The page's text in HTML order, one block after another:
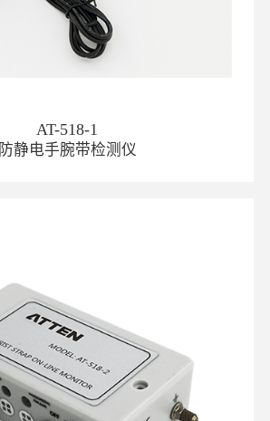
AT-518-1
防静电手腕带检测仪